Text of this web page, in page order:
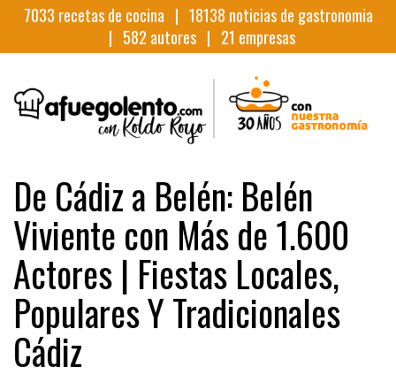
7033 recetas de cocina | 18138 noticias de gastronomia
| 582 autores | 21 empresas
De Cádiz a Belén: Belén
Viviente con Más de 1.600
Actores | Fiestas Locales,
Populares Y Tradicionales
Cádiz